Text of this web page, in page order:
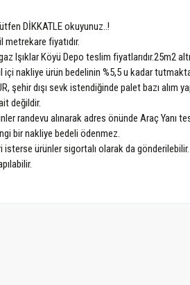
DİKKATLE okuyunuz..!
metrekare fiyatıdır.
Işıklar Köyü Depo teslim fiyatlarıdır.25m2
nakliye ürün bedelinin %5,5 u kadar
şehir dışı sevk istendiğinde palet bazı
değildir.
randevu alınarak adres önünde Araç Yanı
bir nakliye bedeli ödenmez.
isterse ürünler sigortalı olarak da gönderilebilir.